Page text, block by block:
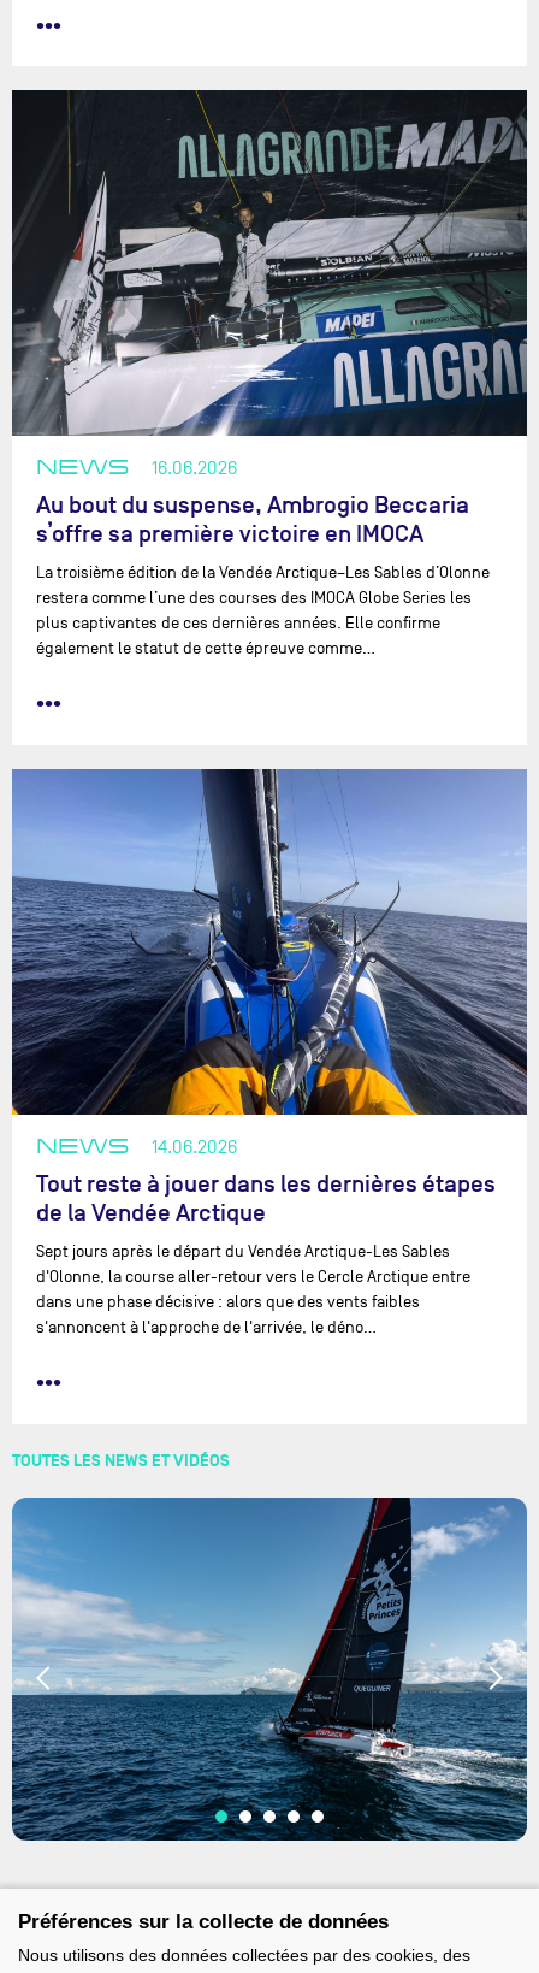
•••
NEWS 16.06.2026
Au bout du suspense, Ambrogio Beccaria
s’offre sa première victoire en IMOCA
La troisième édition de la Vendée Arctique–Les Sables d’Olonne
restera comme l’une des courses des IMOCA Globe Series les
plus captivantes de ces dernières années. Elle confirme
également le statut de cette épreuve comme…
•••
NEWS 14.06.2026
Tout reste à jouer dans les dernières étapes
de la Vendée Arctique
Sept jours après le départ du Vendée Arctique-Les Sables
d'Olonne, la course aller-retour vers le Cercle Arctique entre
dans une phase décisive : alors que des vents faibles
s'annoncent à l'approche de l'arrivée, le déno…
•••
TOUTES LES NEWS ET VIDÉOS
Préférences sur la collecte de données
Nous utilisons des données collectées par des cookies, des